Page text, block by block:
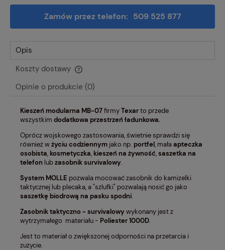
Zamów przez telefon: 509 525 877
Opis
Koszty dostawy
Cena nie zawiera ewentualnych kosztów płatności
Opinie o produkcie (0)
Kieszeń modularna MB-07firmyTexarto przede
wszystkim dodatkowa przestrzeń ładunkowa.
Oprócz wojskowego zastosowania, świetnie sprawdzi się
również wżyciu codziennym jako np. portfel, małaapteczka
osobista, kosmetyczka, kieszeń na żywność,saszetka na
telefon lubzasobnik survivalowy.
System MOLLE pozwala mocować zasobnik do kamizelki
taktycznej lub plecaka, a "szlufki" pozwalają nosić go jako
saszetkę biodrową na pasku spodni.
Zasobnik taktyczno - survivalowywykonany jest z
wytrzymałego materiału - Poliester 1000D.
Jest to materiał o zwiększonej odporności na przetarcia i
zużycie.